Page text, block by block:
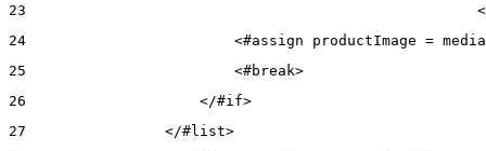
23
24
<#assign productImage =
25
                        <#break>
26
                    </#if>
27
                </#list>